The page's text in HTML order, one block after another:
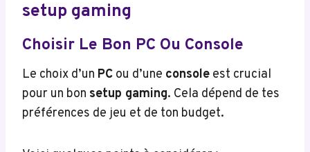
setup gaming
Choisir Le Bon PC Ou Console
Le choix d’un PC ou d’une console est crucial
pour un bon setup gaming. Cela dépend de tes
préférences de jeu et de ton budget.